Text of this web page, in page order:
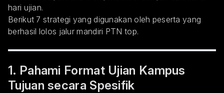
hari ujian.
Berikut 7 strategi yang digunakan oleh peserta yang
berhasil lolos jalur mandiri PTN top.
1. Pahami Format Ujian Kampus
Tujuan secara Spesifik